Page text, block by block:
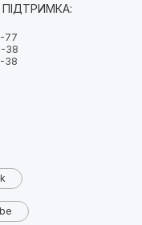
77
38
38